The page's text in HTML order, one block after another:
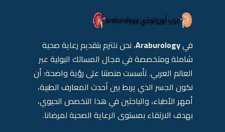
فيAraburology، نحن نلتزم بتقديم رعاية صحية
شاملة ومتخصصة في مجال المسالك البولية عبر
العالم العربي. تأسست منصتنا على رؤية واضحة: أن
نكون الجسر الذي يربط بين أحدث المعارف الطبية،
أمهر الأطباء، والباحثين في هذا التخصص الحيوي،
بهدف الارتقاء بمستوى الرعاية الصحية لمرضانا.